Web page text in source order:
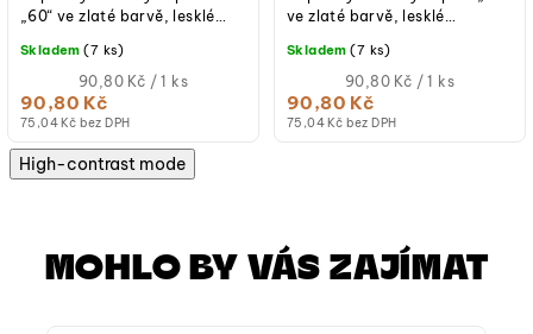
75,04 Kč bez DPH
90,80 Kč
Měrná
cena:
(jednotková
90,80 Kč / 1 ks
Skladem (7 ks)
„60“ ve zlaté barvě, lesklé
cm.
75,04 Kč bez DPH
90,80 Kč
Měrná
cena:
(jednotková
90,80 Kč / 1 ks
Skladem (7 ks)
ve zlaté barvě, lesklé
cm.
High-contrast mode
MOHLO BY VÁS ZAJÍMAT